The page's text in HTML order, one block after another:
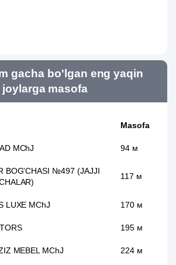
gacha bo'lgan eng yaqin
joylarga masofa
Masofa
MChJ 94 м
BOG'CHASI №497 (JAJJI
117 м
LUXE MChJ 170 м
195 м
MEBEL MChJ 224 м